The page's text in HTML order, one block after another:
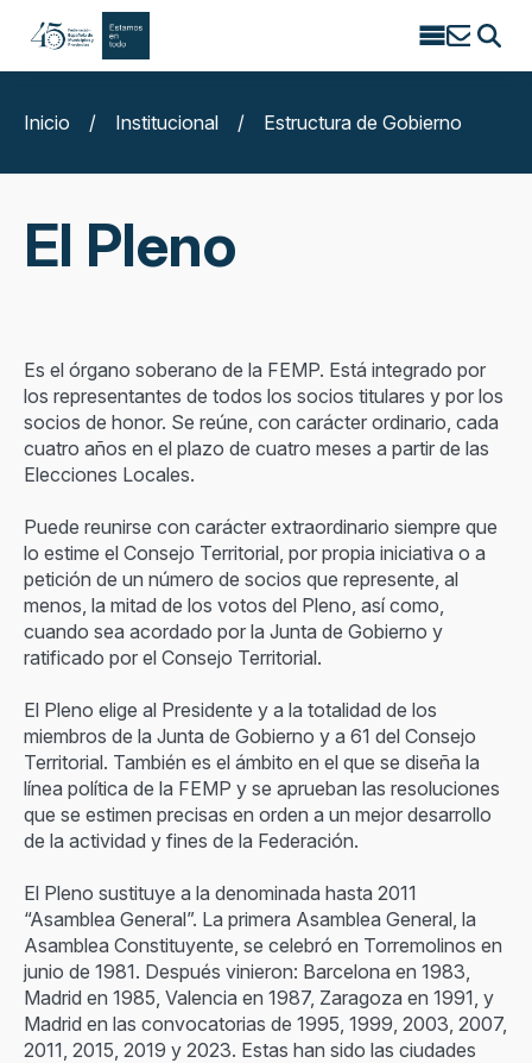
Search
Inicio
/ Institucional / Estructura de Gobierno
El Pleno
Es el órgano soberano de la FEMP. Está integrado por
los representantes de todos los socios titulares y por los
socios de honor. Se reúne, con carácter ordinario, cada
cuatro años en el plazo de cuatro meses a partir de las
Elecciones Locales.
Puede reunirse con carácter extraordinario siempre que
lo estime el Consejo Territorial, por propia iniciativa o a
petición de un número de socios que represente, al
menos, la mitad de los votos del Pleno, así como,
cuando sea acordado por la Junta de Gobierno y
ratificado por el Consejo Territorial.
El Pleno elige al Presidente y a la totalidad de los
miembros de la Junta de Gobierno y a 61 del Consejo
Territorial. También es el ámbito en el que se diseña la
línea política de la FEMP y se aprueban las resoluciones
que se estimen precisas en orden a un mejor desarrollo
de la actividad y fines de la Federación.
El Pleno sustituye a la denominada hasta 2011
“Asamblea General”. La primera Asamblea General, la
Asamblea Constituyente, se celebró en Torremolinos en
junio de 1981. Después vinieron: Barcelona en 1983,
Madrid en 1985, Valencia en 1987, Zaragoza en 1991, y
Madrid en las convocatorias de 1995, 1999, 2003, 2007,
2011, 2015, 2019 y 2023. Estas han sido las ciudades